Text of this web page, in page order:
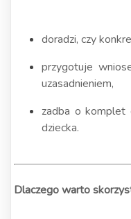
doradzi, czy
przygotuje
uzasadnieniem,
zadba o komplet
dziecka.
Dlaczego warto